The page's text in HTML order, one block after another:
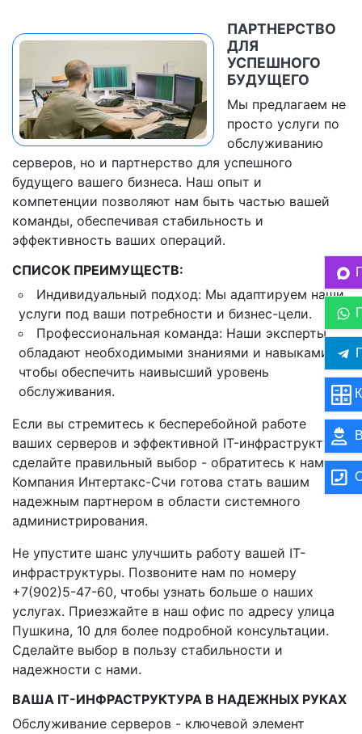
ПАРТНЕРСТВО
ДЛЯ
УСПЕШНОГО
БУДУЩЕГО
Мы предлагаем не
просто услуги по
обслуживанию
серверов, но и партнерство для успешного
будущего вашего бизнеса. Наш опыт и
компетенции позволяют нам быть частью вашей
команды, обеспечивая стабильность и
эффективность ваших операций.
СПИСОК ПРЕИМУЩЕСТВ:
Индивидуальный подход: Мы адаптируем наши
услуги под ваши потребности и бизнес-цели.
Профессиональная команда: Наши эксперты
обладают необходимыми знаниями и навыками,
чтобы обеспечить наивысший уровень
обслуживания.
Если вы стремитесь к бесперебойной работе
ваших серверов и эффективной IT-инфраструктуре,
сделайте правильный выбор - обратитесь к нам.
Компания Интертакс-Счи готова стать вашим
надежным партнером в области системного
администрирования.
Не упустите шанс улучшить работу вашей IT-
инфраструктуры. Позвоните нам по номеру
+7(902)5-47-60, чтобы узнать больше о наших
услугах. Приезжайте в наш офис по адресу улица
Пушкина, 10 для более подробной консультации.
Сделайте выбор в пользу стабильности и
надежности с нами.
ВАША IT-ИНФРАСТРУКТУРА В НАДЕЖНЫХ РУКАХ
Обслуживание серверов - ключевой элемент